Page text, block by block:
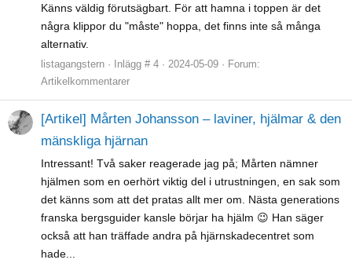
Känns väldig förutsägbart. För att hamna i toppen är det
några klippor du "måste" hoppa, det finns inte så många
alternativ.
listagangstern Inlägg # 4 2024-05-09
Forum:
Artikelkommentarer
[Artikel] Mårten Johansson – laviner, hjälmar & den
mänskliga hjärnan
Intressant! Två saker reagerade jag på; Mårten nämner
hjälmen som en oerhört viktig del i utrustningen, en sak som
det känns som att det pratas allt mer om. Nästa generations
franska bergsguider kansle börjar ha hjälm 😉 Han säger
också att han träffade andra på hjärnskadecentret som
hade...